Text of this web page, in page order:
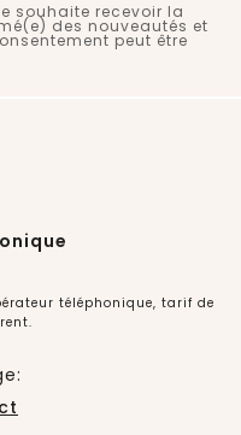
souhaite recevoir la
des nouveautés et
peut être
téléphonique, tarif de